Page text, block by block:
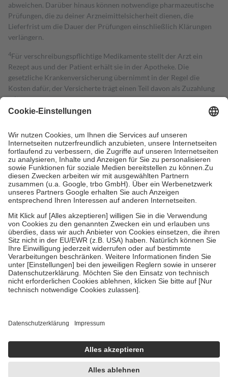
abweichen. Darüber hinaus können notwendige pharmazeutische
Prüfungen, die zu deiner Arzneimittelsicherheit dienen, die
Lieferfrist um die Dauer der Prüfungen einschließlich Klärungen
verlängern.
4Für verschreibungspflichtige Medikamente stellt der Arzt ein
Rezept aus und der Patient erhält sie in der Apotheke. Die
gesetzliche Krankenversicherung übernimmt in der Regel die
Kosten dafür, der Versicherte trägt einen Teil davon als Zuzahlung
mit.
Grundsätzlich leisten Mitglieder Zuzahlungen in Höhe von zehn
höchstens zehn Euro.
Es sind jedoch nie mehr als die tatsächlichen
Kosten der Leistung zu entrichten.
Diese Regeln gelten grundsätzlich auch für Online-Apotheken.
Bei Heilmitteln und häuslicher Krankenpflege beträgt die
Zuzahlung zehn Prozent der Kosten sowie zehn Euro je
Verordnung.
Um das Engagement der Versicherten für ihre eigene Gesundheit zu
stärken und die besondere Stellung der Familie zu unterstützen,
fallenkeine Zuzahlungenan bei:
• Kindern und Jugendlichen bis zum vollendeten 18. Lebensjahr
mit Ausnahme der Fahrkosten
• Untersuchungen zur Vorsorge und Früherkennung, die von der
GKV getragen werden
• empfohlenen Schutzimpfungen
• Harn- und Blutteststreifen
getroffen, um sicherzustellen, dass es sich um echte Bewertungen
https://help.etrusted.com/hc/de/articles/4419944605341
Einige Bilder und Inhalte wurden unter Zuhilfenahme künstlicher